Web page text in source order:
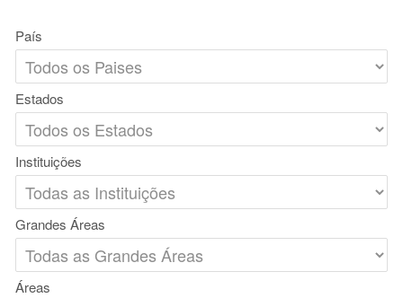
País
Estados
Instituições
Grandes Áreas
Áreas